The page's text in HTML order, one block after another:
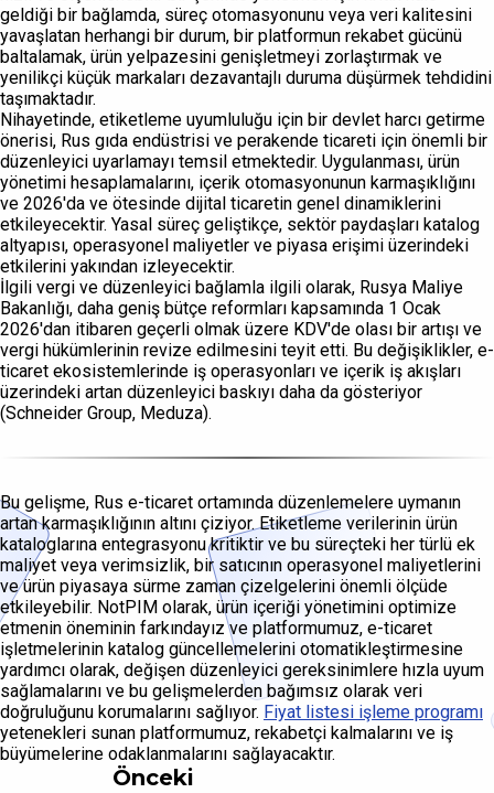
geldiği bir bağlamda, süreç otomasyonunu veya veri kalitesini
yavaşlatan herhangi bir durum, bir platformun rekabet gücünü
baltalamak, ürün yelpazesini genişletmeyi zorlaştırmak ve
yenilikçi küçük markaları dezavantajlı duruma düşürmek tehdidini
taşımaktadır.
Nihayetinde, etiketleme uyumluluğu için bir devlet harcı getirme
önerisi, Rus gıda endüstrisi ve perakende ticareti için önemli bir
düzenleyici uyarlamayı temsil etmektedir. Uygulanması, ürün
yönetimi hesaplamalarını, içerik otomasyonunun karmaşıklığını
ve 2026'da ve ötesinde dijital ticaretin genel dinamiklerini
etkileyecektir. Yasal süreç geliştikçe, sektör paydaşları katalog
altyapısı, operasyonel maliyetler ve piyasa erişimi üzerindeki
etkilerini yakından izleyecektir.
İlgili vergi ve düzenleyici bağlamla ilgili olarak, Rusya Maliye
Bakanlığı, daha geniş bütçe reformları kapsamında 1 Ocak
2026'dan itibaren geçerli olmak üzere KDV'de olası bir artışı ve
vergi hükümlerinin revize edilmesini teyit etti. Bu değişiklikler, e-
ticaret ekosistemlerinde iş operasyonları ve içerik iş akışları
üzerindeki artan düzenleyici baskıyı daha da gösteriyor
(Schneider Group, Meduza).
Bu gelişme, Rus e-ticaret ortamında düzenlemelere uymanın
artan karmaşıklığının altını çiziyor. Etiketleme verilerinin ürün
kataloglarına entegrasyonu kritiktir ve bu süreçteki her türlü ek
maliyet veya verimsizlik, bir satıcının operasyonel maliyetlerini
ve ürün piyasaya sürme zaman çizelgelerini önemli ölçüde
etkileyebilir. NotPIM olarak, ürün içeriği yönetimini optimize
etmenin öneminin farkındayız ve platformumuz, e-ticaret
işletmelerinin katalog güncellemelerini otomatikleştirmesine
yardımcı olarak, değişen düzenleyici gereksinimlere hızla uyum
sağlamalarını ve bu gelişmelerden bağımsız olarak veri
doğruluğunu korumalarını sağlıyor. Fiyat listesi işleme programı
yetenekleri sunan platformumuz, rekabetçi kalmalarını ve iş
büyümelerine odaklanmalarını sağlayacaktır.
Önceki